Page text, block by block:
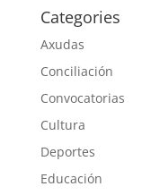
Categories
Axudas
Conciliación
Convocatorias
Cultura
Deportes
Educación